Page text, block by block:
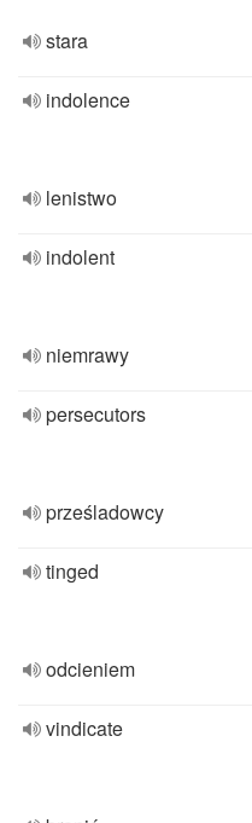
stara
indolence
lenistwo
indolent
niemrawy
persecutors
prześladowcy
tinged
odcieniem
vindicate